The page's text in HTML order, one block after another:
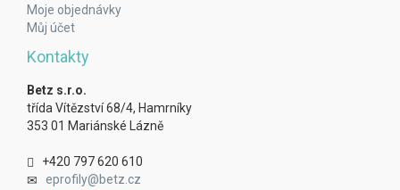
Moje objednávky
Můj účet
Kontakty
Betz s.r.o.
třída Vítězství 68/4, Hamrníky
353 01 Mariánské Lázně
+420 797 620 610
eprofily@betz.cz